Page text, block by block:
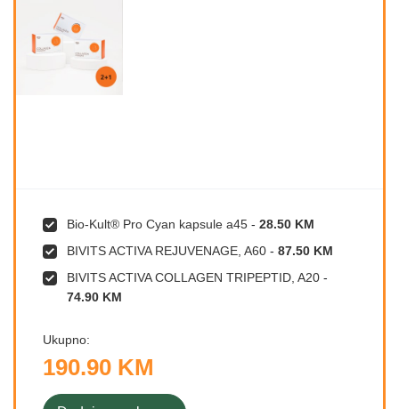
Bio-Kult® Pro Cyan kapsule a45 - 28.50 KM
BIVITS ACTIVA REJUVENAGE, A60 - 87.50 KM
BIVITS ACTIVA COLLAGEN TRIPEPTID, A20 -
74.90 KM
Ukupno:
190.90 KM